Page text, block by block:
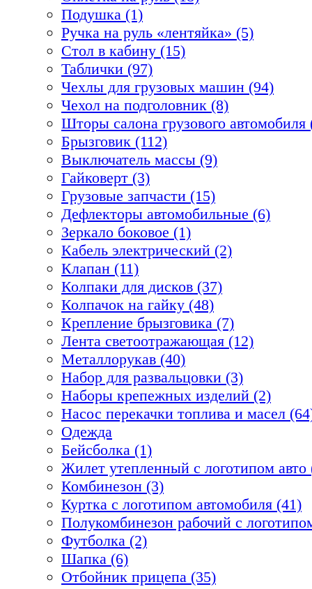
Подушка (1)
Ручка на руль «лентяйка» (5)
Стол в кабину (15)
Таблички (97)
Чехлы для грузовых машин (94)
Чехол на подголовник (8)
Шторы салона грузового автомобиля
Брызговик (112)
Выключатель массы (9)
Гайковерт (3)
Грузовые запчасти (15)
Дефлекторы автомобильные (6)
Зеркало боковое (1)
Кабель электрический (2)
Клапан (11)
Колпаки для дисков (37)
Колпачок на гайку (48)
Крепление брызговика (7)
Лента светоотражающая (12)
Металлорукав (40)
Набор для развальцовки (3)
Наборы крепежных изделий (2)
Насос перекачки топлива и масел
Одежда
Бейсболка (1)
Жилет утепленный с логотипом авто
Комбинезон (3)
Куртка с логотипом автомобиля (41)
Полукомбинезон рабочий с
Футболка (2)
Шапка (6)
Отбойник прицепа (35)